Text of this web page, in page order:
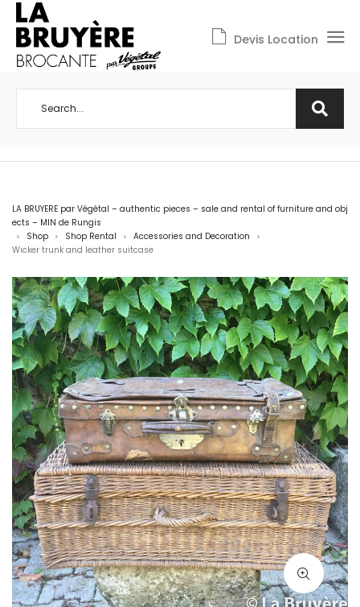
Devis Location
LA BRUYERE par Végétal – authentic pieces – sale and rental of furniture and obj
ects – MIN de Rungis
> Shop > Shop Rental > Accessories and Decoration >
Wicker trunk and leather suitcase